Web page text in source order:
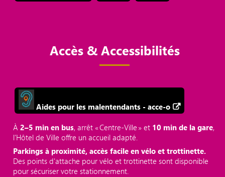
Accès & Accessibilités
Aides pour les malentendants - acce-o
À2–5 min en bus, arrêt « Centre‑Ville » et 10 min de la gare,
l’Hôtel de Ville offre un accueil adapté.
Parkings à proximité, accès facile en vélo et trottinette.
Des points d'attache pour vélo et trottinette sont disponible
pour sécuriser votre stationnement.